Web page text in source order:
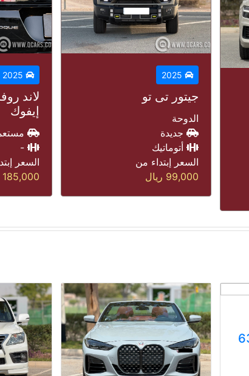
2025
لاند روفر رينج روفر
إيفوك
مستعملة
-
السعر إبتداء من
185,000 ريال
2026
جيتور
الدوحة
السعر
118,000